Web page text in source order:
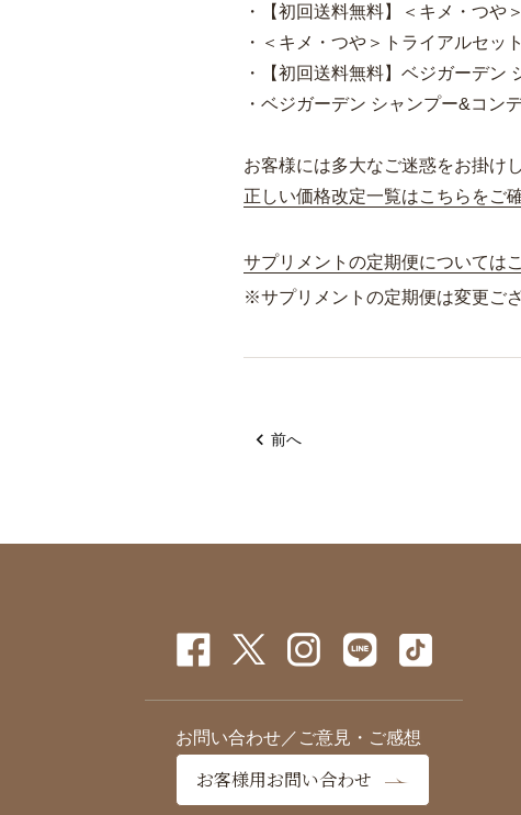
・【初回送料無料】＜キメ・つや
・＜キメ・つや＞トライアルセット
・【初回送料無料】ベジガーデン
・ベジガーデン シャンプー&コン
お客様には多大なご迷惑をお掛け
正しい価格改定一覧はこちらをご
サプリメントの定期便については
※サプリメントの定期便は変更ござ
前へ
お問い合わせ／ご意見・ご感想
お客様用お問い合わせ